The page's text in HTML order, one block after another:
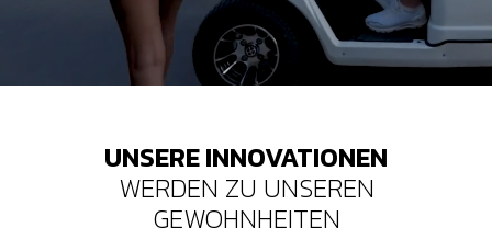
UNSERE INNOVATIONEN
WERDEN ZU UNSEREN
GEWOHNHEITEN